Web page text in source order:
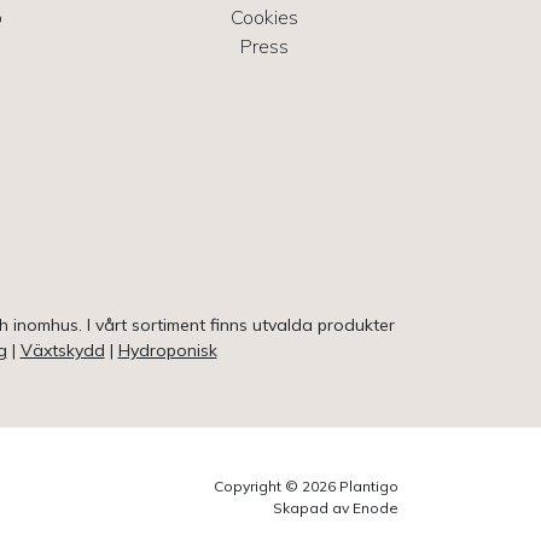
Cookies
Press
I vårt sortiment finns utvalda produkter
| Växtskydd | Hydroponisk
Copyright © 2026 Plantigo
Skapad av Enode